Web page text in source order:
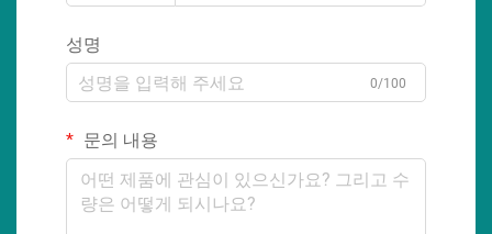
성명
0/100
문의 내용